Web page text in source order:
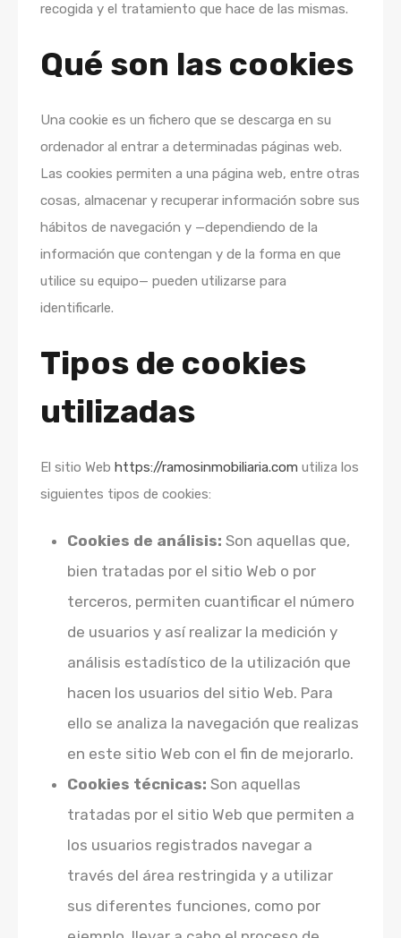
recogida y el tratamiento que hace de las mismas.
Qué son las cookies
Una cookie es un fichero que se descarga en su
ordenador al entrar a determinadas páginas web.
Las cookies permiten a una página web, entre otras
cosas, almacenar y recuperar información sobre sus
hábitos de navegación y —dependiendo de la
información que contengan y de la forma en que
utilice su equipo— pueden utilizarse para
identificarle.
Tipos de cookies
utilizadas
El sitio Web https://ramosinmobiliaria.com utiliza los
siguientes tipos de cookies:
Cookies de análisis: Son aquellas que,
bien tratadas por el sitio Web o por
terceros, permiten cuantificar el número
de usuarios y así realizar la medición y
análisis estadístico de la utilización que
hacen los usuarios del sitio Web. Para
ello se analiza la navegación que realizas
en este sitio Web con el fin de mejorarlo.
Cookies técnicas: Son aquellas
tratadas por el sitio Web que permiten a
los usuarios registrados navegar a
través del área restringida y a utilizar
sus diferentes funciones, como por